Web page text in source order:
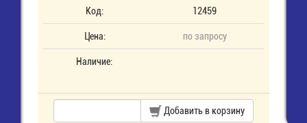
Код: 12459
Цена: по запросу
Наличие:
Добавить в корзину